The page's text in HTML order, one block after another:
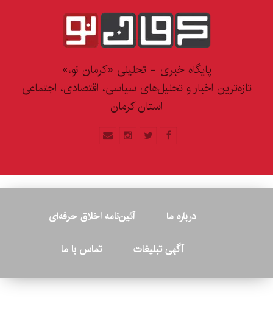
پایگاه خبری - تحلیلی «کرمان نو،»
تازه‌ترین اخبار و تحلیل‌های سیاسی، اقتصادی، اجتماعی
استان کرمان
درباره ما
آئین‌نامه اخلاق حرفه‌ای
آگهی تبلیغات
تماس با ما